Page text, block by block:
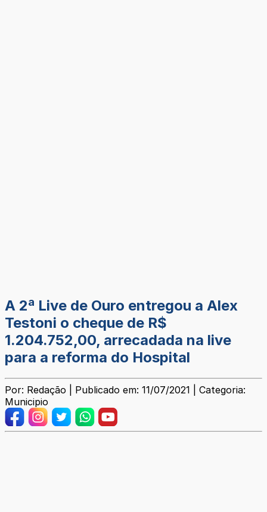
A 2ª Live de Ouro entregou a Alex
Testoni o cheque de R$
1.204.752,00, arrecadada na live
para a reforma do Hospital
Por: Redação | Publicado em: 11/07/2021 | Categoria:
Municipio